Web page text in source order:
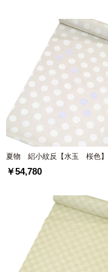
夏物 絽小紋反【水玉 桜色】
￥54,780